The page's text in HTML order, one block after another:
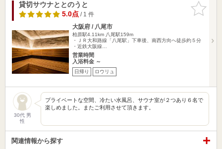
お気に入
りに追加
貸切サウナととのうと
5.0点/ 1 件
大阪府 / 八尾市
柏原駅4.11km 八尾駅159m
・ＪＲ大和路線「八尾駅」下車後、南西方向へ徒歩約５分
・近鉄大阪線…
営業時間
入浴料金 ～
日帰り ロウリュ
30代 男
性
プライベートな空間、冷たい水風呂、サウナ室が２つあり６名で
楽しめました。またご利用させて頂きます。
関連情報から探す